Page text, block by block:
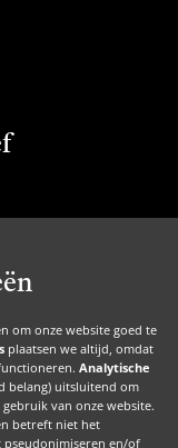
om onze website goed te
plaatsen we altijd, omdat
Analytische
belang) uitsluitend om
van onze website.
betreft niet het
pseudonimiseren en/of